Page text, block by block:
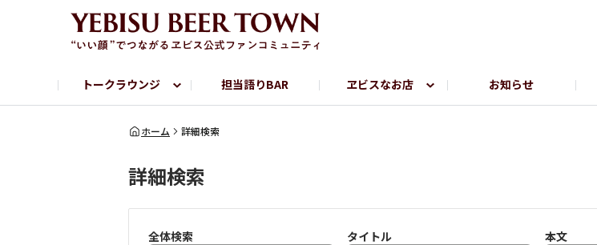
トークラウンジ
フリートーク
担当語りBAR ヱビスなお店
ヱビス提供店情報
お知らせ
ヱビスブランドサイト
サッポロビール公式Instagram
ホーム 詳細検索
詳細検索
全体検索 タイトル 本文